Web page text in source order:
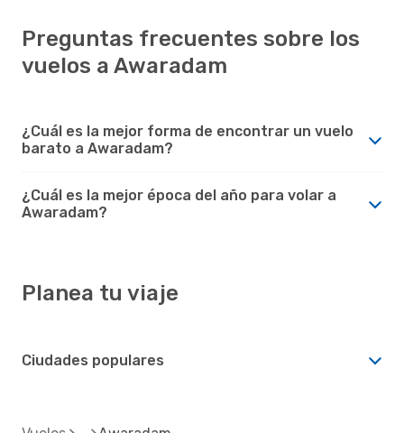
Preguntas frecuentes sobre los
vuelos a Awaradam
¿Cuál es la mejor forma de encontrar un vuelo
barato a Awaradam?
¿Cuál es la mejor época del año para volar a
Awaradam?
Planea tu viaje
Ciudades populares